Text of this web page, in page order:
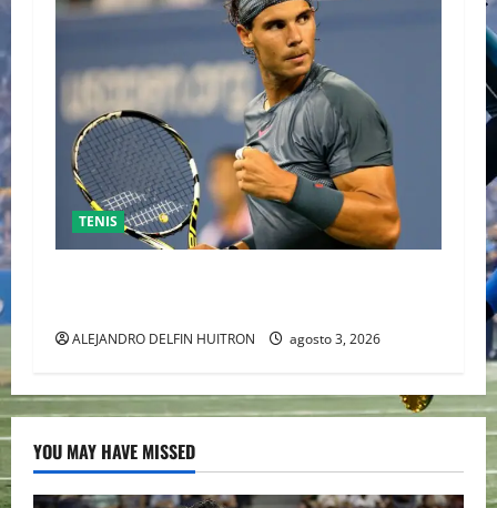
TENIS
ALEJANDRO DELFIN HUITRON agosto 3, 2026
YOU MAY HAVE MISSED